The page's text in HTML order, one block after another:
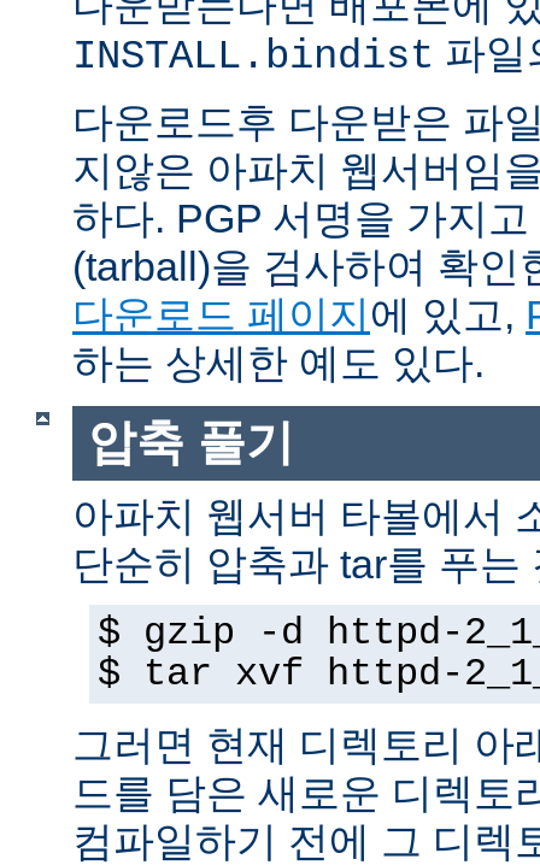
INSTALL.bindist 파일
다운로드후 다운받은 파
지않은 아파치 웹서버임
하다. PGP 서명을 가지
(tarball)을 검사하여 확인
다운로드 페이지 에 있고,
하는 상세한 예도 있다.
압축 풀기
아파치 웹서버 타볼에서
단순히 압축과 tar를 푸는
$ gzip -d httpd-
$ tar xvf httpd-
그러면 현재 디렉토리 아
드를 담은 새로운 디렉토
컴파일하기 전에 그 디렉